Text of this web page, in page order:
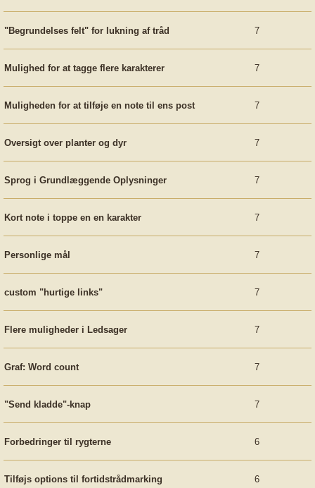
"Begrundelses felt" for lukning af tråd 7
Mulighed for at tagge flere karakterer 7
Muligheden for at tilføje en note til ens post 7
Oversigt over planter og dyr 7
Sprog i Grundlæggende Oplysninger 7
Kort note i toppe en en karakter 7
Personlige mål 7
custom "hurtige links" 7
Flere muligheder i Ledsager 7
Graf: Word count 7
"Send kladde"-knap 7
Forbedringer til rygterne 6
Tilføjs options til fortidstrådmarking 6